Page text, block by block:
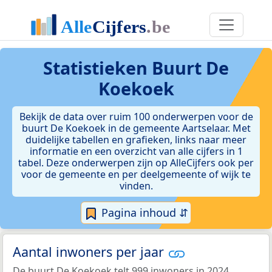
Statistieken Buurt De
Koekoek
Bekijk de data over ruim 100 onderwerpen voor de
buurt De Koekoek in de gemeente Aartselaar. Met
duidelijke tabellen en grafieken, links naar meer
informatie en een overzicht van alle cijfers in 1
tabel. Deze onderwerpen zijn op AlleCijfers ook per
voor de gemeente en per deelgemeente of wijk te
vinden.
Pagina inhoud ⇵
Aantal inwoners per jaar